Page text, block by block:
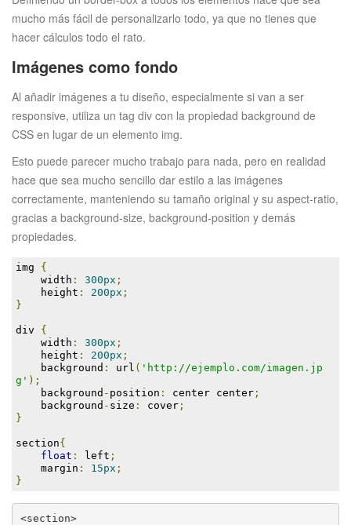
mucho más fácil de personalizarlo todo, ya que no tienes que
hacer cálculos todo el rato.
Imágenes como fondo
Al añadir imágenes a tu diseño, especialmente si van a ser
responsive, utiliza un tag div con la propiedad background de
CSS en lugar de un elemento img.
Esto puede parecer mucho trabajo para nada, pero en realidad
hace que sea mucho sencillo dar estilo a las imágenes
correctamente, manteniendo su tamaño original y su aspect-ratio,
gracias a background-size, background-position y demás
propiedades.
img {
width : 300px ;
height : 200px ;
}
div {
width : 300px ;
height : 200px ;
background : url ( 'http://ejemplo.com/imagen.jp
g' );
background - position : center center ;
background - size : cover ;
}
section{
float : left ;
margin : 15px ;
}
<section>